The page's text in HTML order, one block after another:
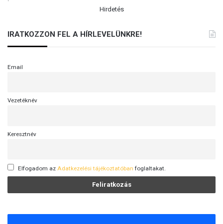
Hirdetés
IRATKOZZON FEL A HÍRLEVELÜNKRE!
Email
Vezetéknév
Keresztnév
Elfogadom az Adatkezelési tájékoztatóban foglaltakat.